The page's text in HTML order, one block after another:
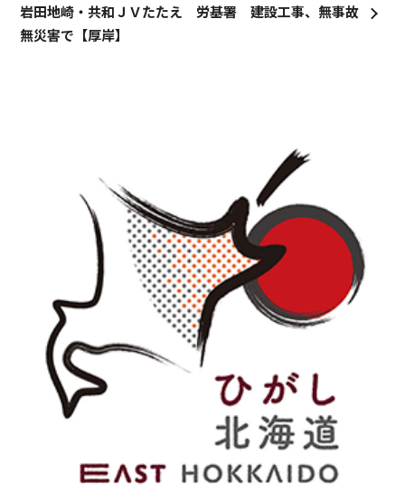
岩田地崎・共和ＪＶたたえ 労基署 建設工事、無事故
無災害で【厚岸】